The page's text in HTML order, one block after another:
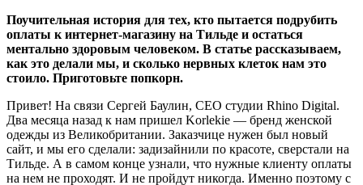
Поучительная история для тех, кто пытается подрубить
оплаты к интернет-магазину на Тильде и остаться
ментально здоровым человеком. В статье рассказываем,
как это делали мы, и сколько нервных клеток нам это
стоило. Приготовьте попкорн.
Привет! На связи Cергей Баулин, CEO студии Rhino Digital.
Два месяца назад к нам пришел Korlekie — бренд женской
одежды из Великобритании. Заказчице нужен был новый
сайт, и мы его сделали: задизайнили по красоте, сверстали на
Тильде. А в самом конце узнали, что нужные клиенту оплаты
на нем не проходят. И не пройдут никогда. Именно поэтому с